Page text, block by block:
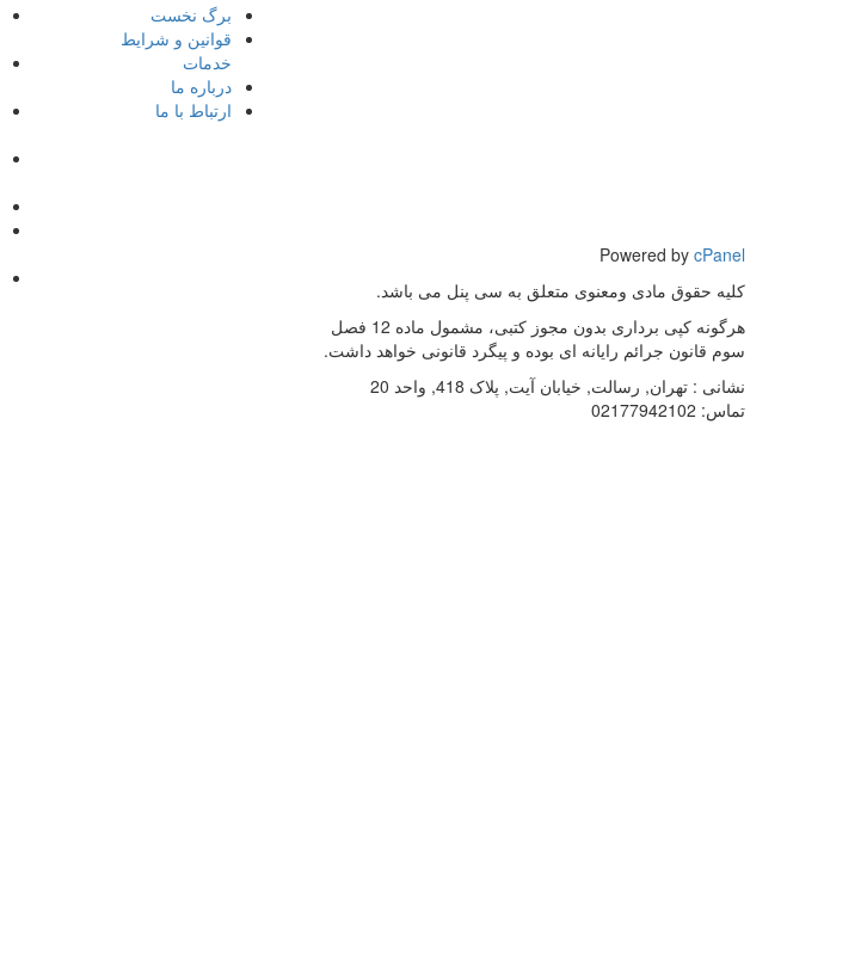
Powered by cPanel
کلیه حقوق مادی ومعنوی متعلق به سی پنل می باشد.
هرگونه کپی برداری بدون مجوز کتبی، مشمول ماده 12 فصل
سوم قانون جرائم رایانه ای بوده و پیگرد قانونی خواهد داشت.
نشانی : تهران, رسالت, خیابان آیت, پلاک 418, واحد 20
تماس:
برگ نخست
قوانین و شرایط
خدمات
درباره ما
ارتباط با ما